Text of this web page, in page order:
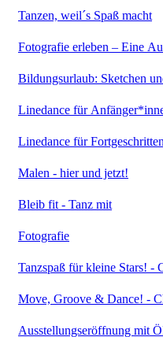
Tanzen, weil´s Spaß macht
Fotografie erleben – Eine
Linedance für
Linedance für
Malen - hier und jetzt!
Bleib fit - Tanz mit
Fotografie
Tanzspaß für kleine Stars! -
Move, Groove & Dance! -
Ausstellungseröffnung mit